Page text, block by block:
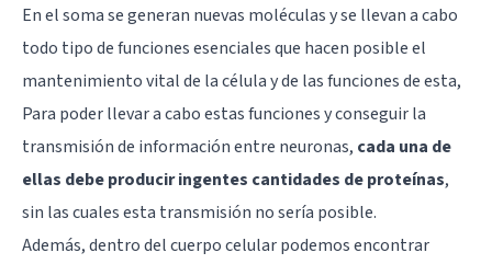
En el soma se generan nuevas moléculas y se llevan a cabo
todo tipo de funciones esenciales que hacen posible el
mantenimiento vital de la célula y de las funciones de esta,
Para poder llevar a cabo estas funciones y conseguir la
transmisión de información entre neuronas, cada una de
ellas debe producir ingentes cantidades de proteínas,
sin las cuales esta transmisión no sería posible.
Además, dentro del cuerpo celular podemos encontrar